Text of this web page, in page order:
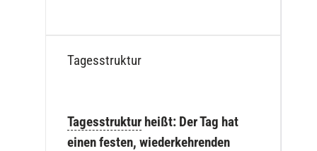
Tagesstruktur
Tagesstruktur heißt: Der Tag hat
einen festen, wiederkehrenden